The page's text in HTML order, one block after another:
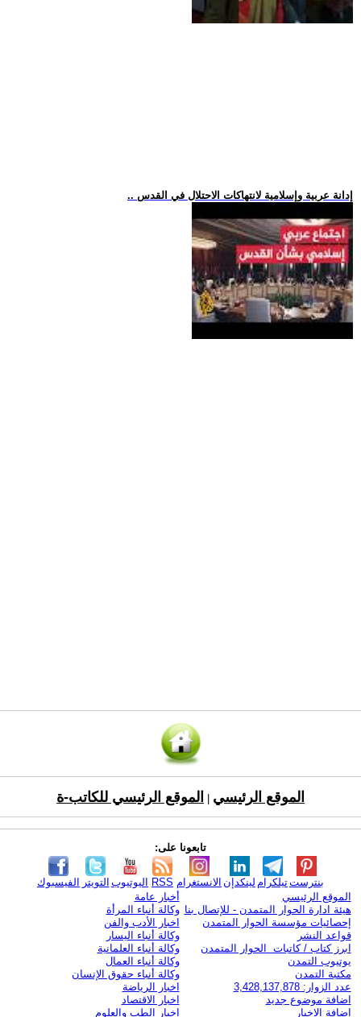
.. إدانة عربية وإسلامية لانتهاكات الاحتلال في القدس
الموقع الرئيسي الموقع الرئيسي للكاتب-ة
تابعونا على:
الفيسبوك التويتر اليوتيوب RSS الانستغرام لينكدإن تيلكرامبنترست
الموقع الرئيسي
هيئة ادارة الحوار المتمدن - للإتصال بنا
إحصائيات مؤسسة الحوار المتمدن
قواعد النشر
ابرز كتاب / كاتبات الحوار المتمدن
يوتيوب التمدن
مكتبة التمدن
عدد الزوار: 3,428,137,878
اضافة موضوع جديد
اضافة الاخبار
أخبار عامة
وكالة أنباء المرأة
اخبار الأدب والفن
وكالة أنباء اليسار
وكالة أنباء العلمانية
وكالة أنباء العمال
وكالة أنباء حقوق الإنسان
اخبار الرياضة
اخبار الاقتصاد
اخبار الطب والعلوم